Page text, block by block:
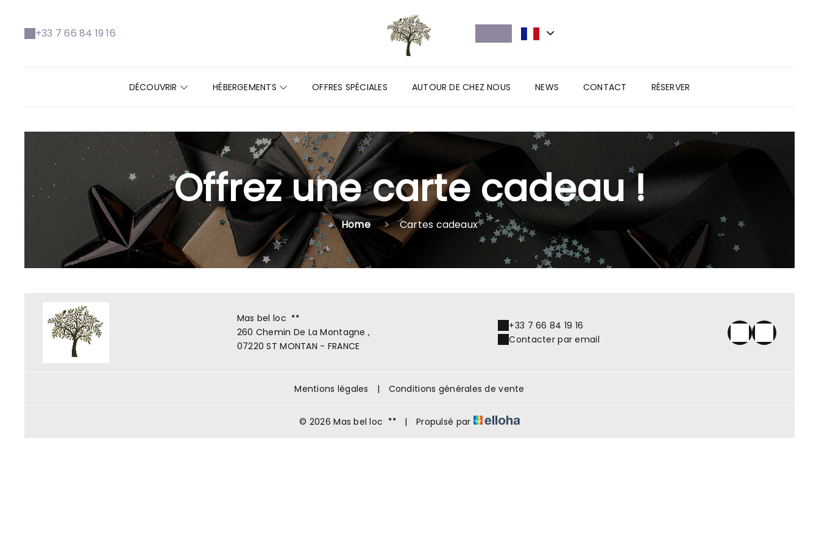
+33 7 66 84 19 16
DÉCOUVRIR HÉBERGEMENTS OFFRES SPÉCIALES AUTOUR DE CHEZ NOUS NEWS CONTACT RÉSERVER
Offrez une carte cadeau !
Home Cartes cadeaux
Mas bel loc
260 Chemin De La Montagne ,
07220 ST MONTAN - FRANCE
+33 7 66 84 19 16
Contacter par email
Mentions légales | Conditions générales de vente
© 2026 Mas bel loc | Propulsé par